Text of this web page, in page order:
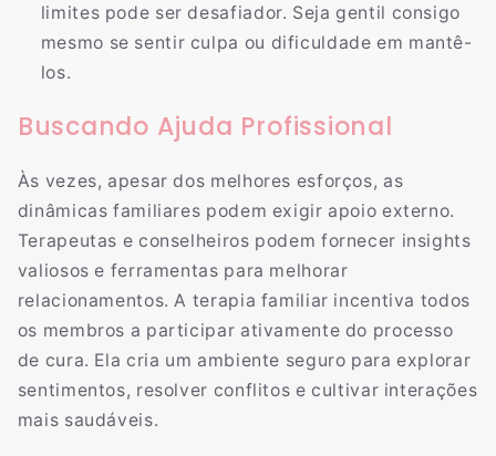
limites pode ser desafiador. Seja gentil consigo
mesmo se sentir culpa ou dificuldade em mantê-
los.
Buscando Ajuda Profissional
Às vezes, apesar dos melhores esforços, as
dinâmicas familiares podem exigir apoio externo.
Terapeutas e conselheiros podem fornecer insights
valiosos e ferramentas para melhorar
relacionamentos. A terapia familiar incentiva todos
os membros a participar ativamente do processo
de cura. Ela cria um ambiente seguro para explorar
sentimentos, resolver conflitos e cultivar interações
mais saudáveis.